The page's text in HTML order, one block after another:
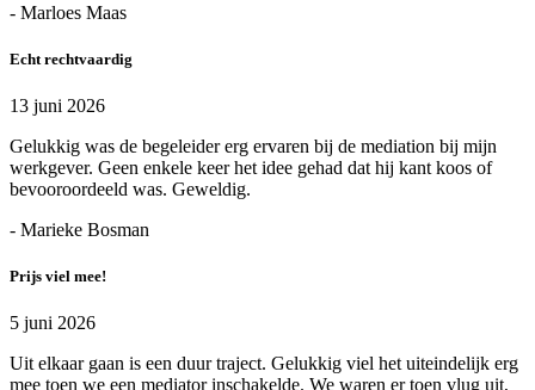
- Marloes Maas
Echt rechtvaardig
13 juni 2026
Gelukkig was de begeleider erg ervaren bij de mediation bij mijn
werkgever. Geen enkele keer het idee gehad dat hij kant koos of
bevooroordeeld was. Geweldig.
- Marieke Bosman
Prijs viel mee!
5 juni 2026
Uit elkaar gaan is een duur traject. Gelukkig viel het uiteindelijk erg
mee toen we een mediator inschakelde. We waren er toen vlug uit,